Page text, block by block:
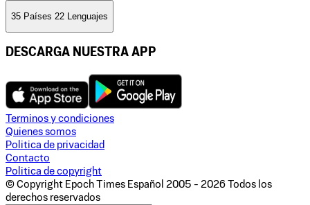
35 Países 22 Lenguajes
DESCARGA NUESTRA APP
Terminos y condiciones
Quienes somos
Politica de privacidad
Contacto
Politica de copyright
© Copyright Epoch Times Español 2005 - 2026 Todos los
derechos reservados